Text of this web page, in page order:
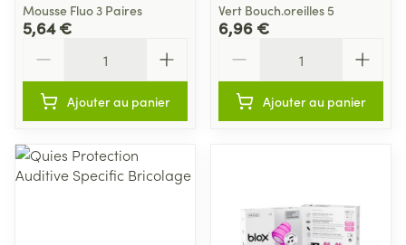
Mousse Fluo 3 Paires
5,64 €
Ajouter au panier
Vert Bouch.oreilles 5
6,96 €
Ajouter au panier